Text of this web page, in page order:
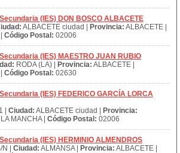
(IES) DON BOSCO ALBACETE
ALBACETE ciudad | Provincia: ALBACETE |
Código Postal: 02006
(IES) MAESTRO JUAN RUBIO
RODA (LA) | Provincia: ALBACETE |
Código Postal: 02630
(IES) FEDERICO GARCÍA LORCA
| Ciudad: ALBACETE ciudad |
Provincia:
MANCHA | Código Postal: 02006
(IES) HERMINIO ALMENDROS
| Ciudad: ALMANSA | Provincia: ALBACETE |